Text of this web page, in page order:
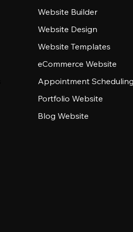
Website Builder
Website Design
Website Templates
eCommerce Website
Appointment Scheduling
Portfolio Website
Blog Website